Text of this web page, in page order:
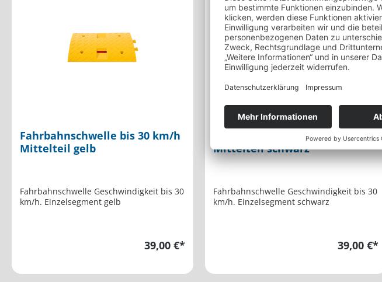
Fahrbahnschwelle bis 30 km/h
Mittelteil gelb
Fahrbahnschwelle Geschwindigkeit bis 30
km/h. Einzelsegment gelb
39,00 €*
Fahrbahnschwelle bis 30 km/h
Mittelteil schwarz
Fahrbahnschwelle Geschwindigkeit bis 30
km/h. Einzelsegment schwarz
39,00 €*